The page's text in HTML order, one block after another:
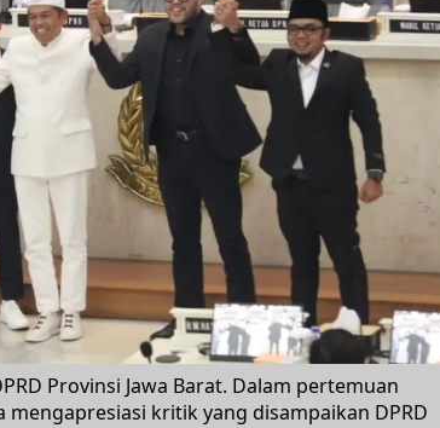
Provinsi Jawa Barat. Dalam pertemuan
kritik yang disampaikan DPRD